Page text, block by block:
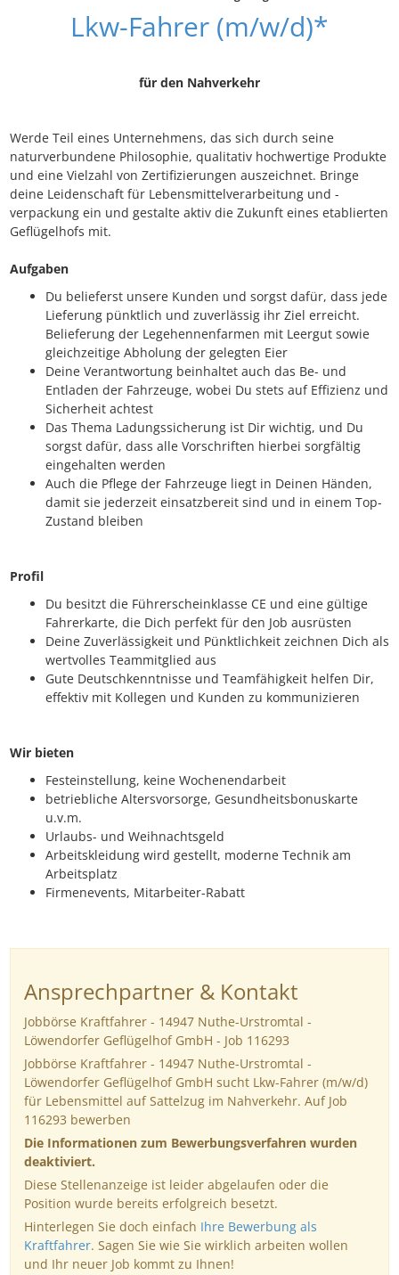
Lkw-Fahrer (m/w/d)*
für den Nahverkehr
Werde Teil eines Unternehmens, das sich durch seine
naturverbundene Philosophie, qualitativ hochwertige Produkte
und eine Vielzahl von Zertifizierungen auszeichnet. Bringe
deine Leidenschaft für Lebensmittelverarbeitung und -
verpackung ein und gestalte aktiv die Zukunft eines etablierten
Geflügelhofs mit.
Aufgaben
Du belieferst unsere Kunden und sorgst dafür, dass jede
Lieferung pünktlich und zuverlässig ihr Ziel erreicht.
Belieferung der Legehennenfarmen mit Leergut sowie
gleichzeitige Abholung der gelegten Eier
Deine Verantwortung beinhaltet auch das Be- und
Entladen der Fahrzeuge, wobei Du stets auf Effizienz und
Sicherheit achtest
Das Thema Ladungssicherung ist Dir wichtig, und Du
sorgst dafür, dass alle Vorschriften hierbei sorgfältig
eingehalten werden
Auch die Pflege der Fahrzeuge liegt in Deinen Händen,
damit sie jederzeit einsatzbereit sind und in einem Top-
Zustand bleiben
Profil
Du besitzt die Führerscheinklasse CE und eine gültige
Fahrerkarte, die Dich perfekt für den Job ausrüsten
Deine Zuverlässigkeit und Pünktlichkeit zeichnen Dich als
wertvolles Teammitglied aus
Gute Deutschkenntnisse und Teamfähigkeit helfen Dir,
effektiv mit Kollegen und Kunden zu kommunizieren
Wir bieten
Festeinstellung, keine Wochenendarbeit
betriebliche Altersvorsorge, Gesundheitsbonuskarte
u.v.m.
Urlaubs- und Weihnachtsgeld
Arbeitskleidung wird gestellt, moderne Technik am
Arbeitsplatz
Firmenevents, Mitarbeiter-Rabatt
Ansprechpartner & Kontakt
Jobbörse Kraftfahrer - 14947 Nuthe-Urstromtal -
Löwendorfer Geflügelhof GmbH - Job 116293
Jobbörse Kraftfahrer - 14947 Nuthe-Urstromtal -
Löwendorfer Geflügelhof GmbH sucht Lkw-Fahrer (m/w/d)
für Lebensmittel auf Sattelzug im Nahverkehr. Auf Job
116293 bewerben
Die Informationen zum Bewerbungsverfahren wurden
deaktiviert.
Diese Stellenanzeige ist leider abgelaufen oder die
Position wurde bereits erfolgreich besetzt.
Hinterlegen Sie doch einfach Ihre Bewerbung als
Kraftfahrer. Sagen Sie wie Sie wirklich arbeiten wollen
und Ihr neuer Job kommt zu Ihnen!